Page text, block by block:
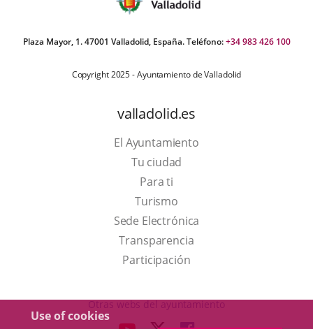
Use of cookies
Plaza Mayor, 1. 47001 Valladolid, España. Teléfono:+34 983 426 100
Copyright 2025 - Ayuntamiento de Valladolid
valladolid.es
El Ayuntamiento
Tu ciudad
Para ti
TurismoThis
link
will
open
a
Sede Electrónica
Transparencia
Participación
Otras webs del ayuntamiento